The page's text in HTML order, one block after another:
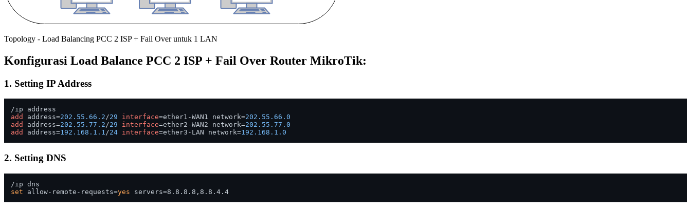
Topology - Load Balancing PCC 2 ISP + Fail Over untuk 1 LAN
Konfigurasi Load Balance PCC 2 ISP + Fail Over Router MikroTik:
1. Setting IP Address
add
address=202.55 .66 .2/29 interface=ether1-WAN1 network=202.55 .66 .0
add
address=202.55 .77 .2/29 interface=ether2-WAN2 network=202.55 .77 .0
add
address=192.168 .1 .1/24 interface=ether3-LAN network=192.168 .1 .0
2. Setting DNS
set allow-remote-requests=yes